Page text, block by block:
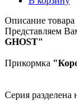
Описание товара
Представляем
GHOST"
Прикормка
Серия разделена